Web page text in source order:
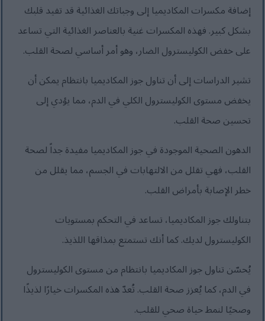
إضافة مكسرات المكاديميا إلى وجباتك الغذائية قد تفيد قلبك
بشكل كبير. فهذه المكسرات غنية بالعناصر الغذائية التي تساعد
على خفض الكوليسترول الضار، وهو أمر أساسي لصحة القلب.
تشير الدراسات إلى أن تناول جوز المكاديميا بانتظام يمكن أن
يخفض مستوى الكوليسترول الكلي في الدم، مما يؤدي إلى
تحسين صحة القلب.
الدهون الصحية الموجودة في جوز المكاديميا مفيدة جداً لصحة
القلب، فهي تقلل من الالتهابات في الجسم، مما يقلل من
خطر الإصابة بأمراض القلب.
بتناولك جوز المكاديميا، تساعد في التحكم بمستويات
الكوليسترول لديك. كما أنك تستمتع بمذاقها اللذيذ.
يُحسّن تناول جوز المكاديميا بانتظام من مستوى الكوليسترول
في الدم، كما يُعزز صحة القلب. تُعدّ هذه المكسرات خيارًا لذيذًا
وصحيًا لنمط حياة صحي للقلب.